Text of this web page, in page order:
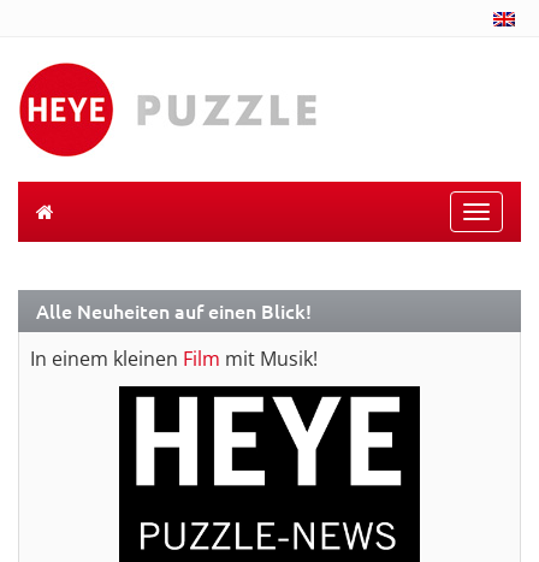
Toggle
Alle Neuheiten auf einen Blick!
In einem kleinen Film mit Musik!